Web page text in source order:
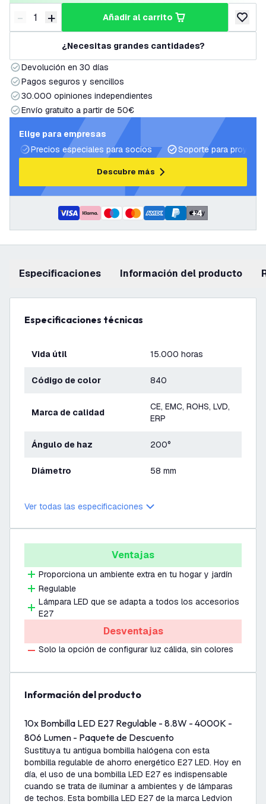
Disminuir cantidad
- Aumentar cantidad
+ añadir al carrito
añadir
¿Necesitas grandes cantidades?
Devolución en 30 días
Pagos seguros y sencillos
30.000 opiniones independientes
Envío gratuito a partir de 50€
Elige para empresas
Precios especiales para socios
Soporte para
Descubre más
+4
Especificaciones información del producto
Especificaciones técnicas
Vida útil 15.000 horas
Código de color 840
Marca de calidad
CE, EMC, ROHS, LVD,
ERP
Ángulo de haz 200°
Diámetro 58 mm
Ver todas las especificaciones
Ventajas
Proporciona un ambiente extra en tu hogar y jardín
Regulable
Lámpara LED que se adapta a todos los accesorios
E27
Desventajas
Solo la opción de configurar luz cálida, sin colores
información del producto
10x Bombilla LED E27 Regulable - 8.8W - 4000K -
806 Lumen - Paquete de Descuento
Sustituya tu antigua bombilla halógena con esta
bombilla regulable de ahorro energético E27 LED. Hoy en
día, el uso de una bombilla LED E27 es indispensable
cuando se trata de iluminar a ambientes y de lámparas
de techos. Esta bombilla LED E27 de la marca Ledvion